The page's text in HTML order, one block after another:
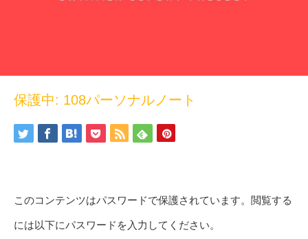
保護中: 108パーソナルノート
このコンテンツはパスワードで保護されています。閲覧する
には以下にパスワードを入力してください。